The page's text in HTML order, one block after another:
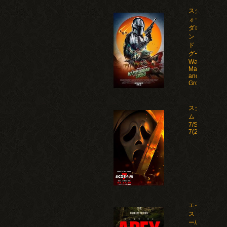
スター・ウ
ォーズ マン
ダロリア
ン・アン
ド・グロー
グー/Star
Wars: The
Mandalorian
and
Grogu(2026)
スクリー
ム
7/Scream
7(2026)
エイペック
ス・プレデタ
ー/